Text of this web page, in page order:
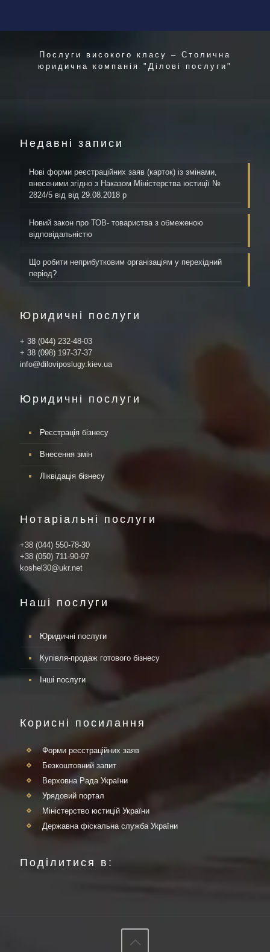
Послуги високого класу – Столична
юридична компанія "Ділові послуги"
Недавні записи
Нові форми реєстраційних заяв (карток) із змінами,
внесеними згідно з Наказом Міністерства юстиції №
2824/5 від від 29.08.2018 р
Новий закон про ТОВ- товариства з обмеженою
відповідальністю
Що робити неприбутковим організаціям у перехідний
період?
Юридичні послуги
+ 38 (044) 232-48-03
+ 38 (098) 197-37-37
info@diloviposlugy.kiev.ua
Юридичні послуги
Реєстрація бізнесу
Внесення змін
Ліквідація бізнесу
Нотаріальні послуги
+38 (044) 550-78-30
+38 (050) 711-90-97
koshel30@ukr.net
Наші послуги
Юридичні послуги
Купівля-продаж готового бізнесу
Інші послуги
Корисні посилання
Форми реєстраційних заяв
Безкоштовний запит
Верховна Рада України
Урядовий портал
Міністерство юстицій України
Державна фіскальна служба України
Поділитися в: